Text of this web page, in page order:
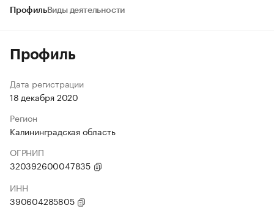
ПрофильВиды деятельности
Профиль
Дата регистрации
18 декабря 2020
Регион
Калининградская область
ОГРНИП
320392600047835
ИНН
390604285805